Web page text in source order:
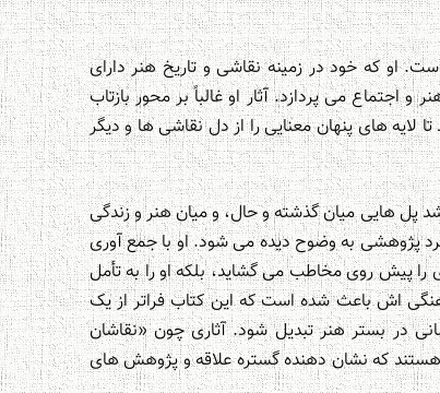
او که خود در زمینه نقاشی و تاریخ هنر دارای
می پردازد. آثار او غالباً بر محور بازتاب
های پنهان معنایی را از دل نقاشی ها و دیگر
هایی میان گذشته و حال، و میان هنر و زندگی
نقاشان جهان (۱)»، نیز ردپای این رویکرد پژوهشی به وضوح دیده می شود. او با جمع آوری
را پیش روی مخاطب می گشاید، بلکه او را به تأمل
اش باعث شده است که این کتاب فراتر از یک
در بستر هنر تبدیل شود. آثاری چون «نقاشان
هستند که نشان دهنده گستره علاقه و پژوهش های